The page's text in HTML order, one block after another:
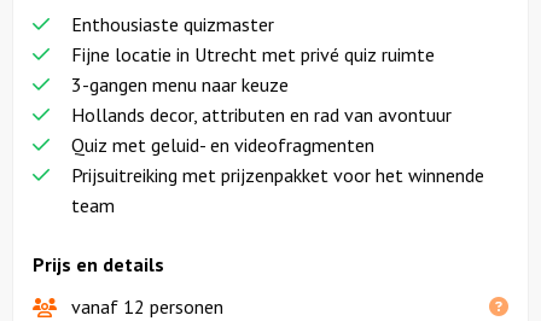
Prijs en details
vanaf 12 personen
Enthousiaste quizmaster
Fijne locatie in Utrecht met privé quiz ruimte
3-gangen menu naar keuze
Hollands decor, attributen en rad van avontuur
Quiz met geluid- en videofragmenten
Prijsuitreiking met prijzenpakket voor het winnende
team